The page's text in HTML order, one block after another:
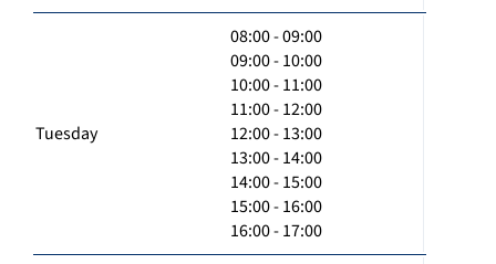
Tuesday
08:00 - 09:00
09:00 - 10:00
10:00 - 11:00
11:00 - 12:00
12:00 - 13:00
13:00 - 14:00
14:00 - 15:00
15:00 - 16:00
16:00 - 17:00